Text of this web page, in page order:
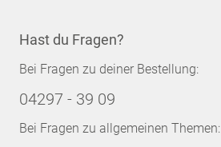
Hast du Fragen?
Bei Fragen zu deiner Bestellung:
04297 - 39 09
Bei Fragen zu allgemeinen Themen: